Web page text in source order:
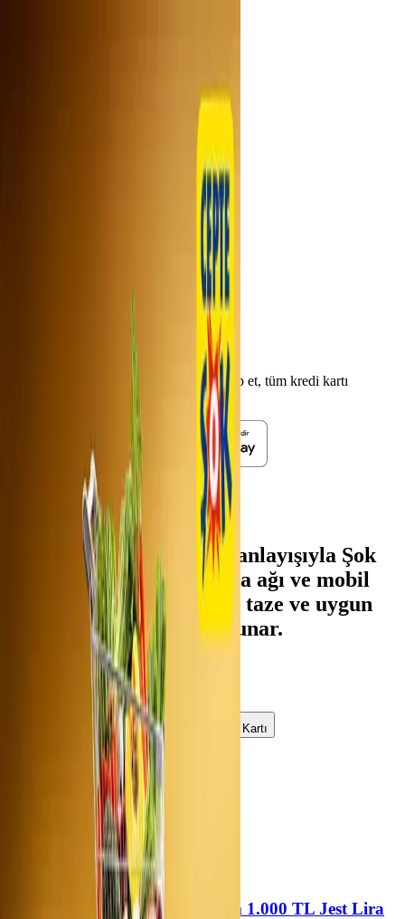
Uygulamayı indirerek kampanyaları takip et, tüm kredi kartı
Şok kampanyaları
"Hepsi İyi, Hepsi Ucuz" anlayışıyla Şok
Marketler, yaygın mağaza ağı ve mobil
uygulaması Cepte Şok ile taze ve uygun
fiyatlı gıdayı tüketiciye sunar.
Kampanya türü Sektör
Kredi Kartı
Market Alışverişlerinize Toplam 1.000 TL Jest Lira